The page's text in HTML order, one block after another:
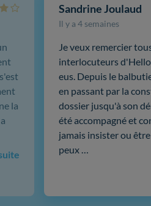
Sandrine Joulaud
Il y a 4 semaines
Je veux remercier
interlocuteurs
eus. Depuis le
en passant par la
dossier jusqu'à son
été accompagné et
jamais insister ou
peux …
la